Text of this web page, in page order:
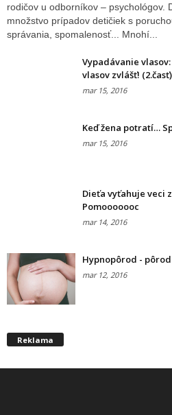
rodičov u odborníkov – psychológov.
množstvo prípadov detičiek s
správania, spomalenosť... Mnohí...
Vypadávanie
vlasov zvlášť! (2.časť)
mar 15, 2016
Keď žena potratí…
mar 15, 2016
Dieťa vyťahuje veci
Pomooooooc
mar 14, 2016
Hypnopôrod -
mar 12, 2016
Reklama